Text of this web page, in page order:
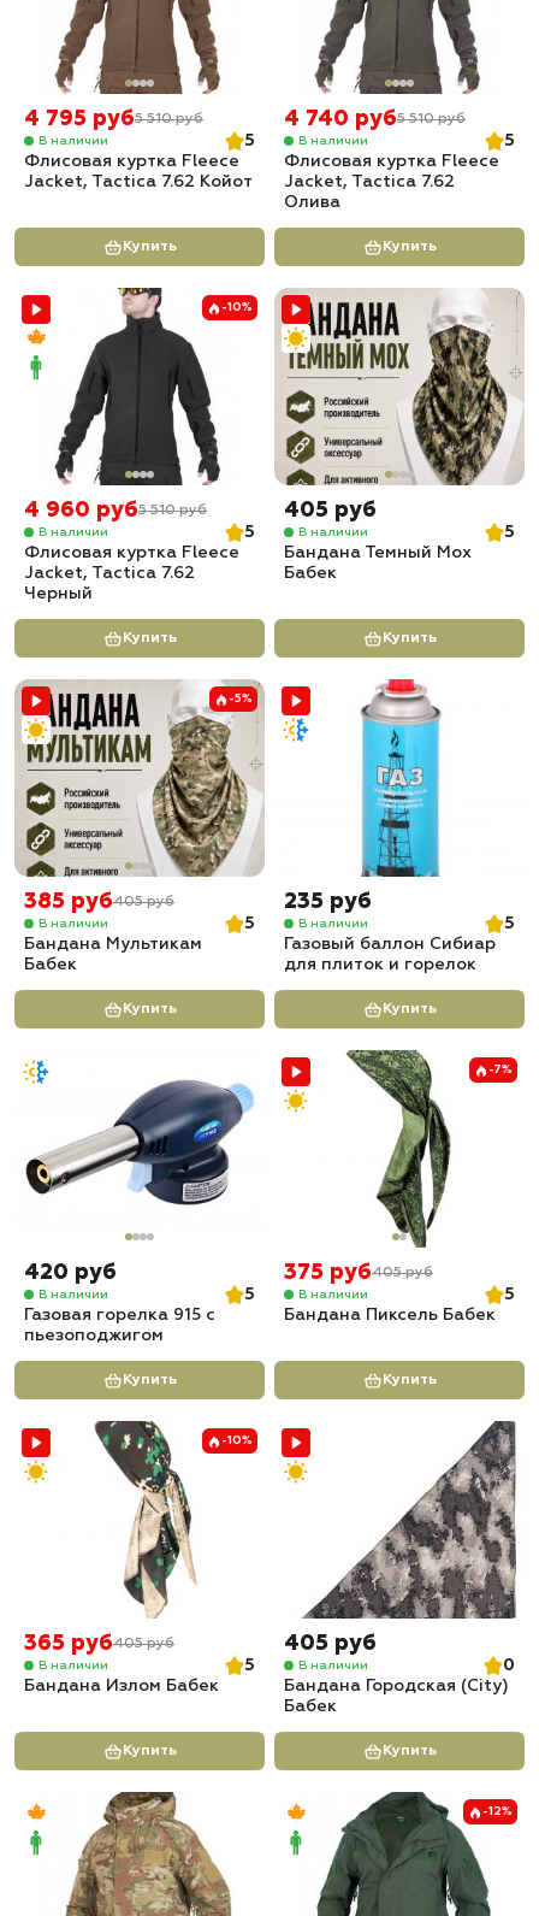
4 795 руб5 510 руб
В наличии
5
Флисовая куртка Fleece
Jacket, Tactica 7.62 Койот
Купить
4 740 руб5 510 руб
В наличии
5
Флисовая куртка Fleece
Jacket, Tactica 7.62
Олива
Купить
-10%
4 960 руб5 510 руб
В наличии
5
Флисовая куртка Fleece
Jacket, Tactica 7.62
Черный
Купить
405 руб
В наличии
5
Бандана Темный Мох
Бабек
Купить
-5%
385 руб405 руб
В наличии
5
Бандана Мультикам
Бабек
Купить
235 руб
В наличии
5
Газовый баллон Сибиар
для плиток и горелок
Купить
420 руб
В наличии
5
Газовая горелка 915 с
пьезоподжигом
Купить
-7%
375 руб405 руб
В наличии
5
Бандана Пиксель Бабек
Купить
-10%
365 руб405 руб
В наличии
5
Бандана Излом Бабек
Купить
405 руб
В наличии
0
Бандана Городская (City)
Бабек
Купить
-12%